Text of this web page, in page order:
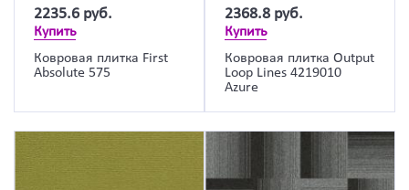
2235.6 руб.
Купить
Ковровая плитка First
Absolute 575
2368.8 руб.
Купить
Ковровая плитка Output
Loop Lines 4219010
Azure